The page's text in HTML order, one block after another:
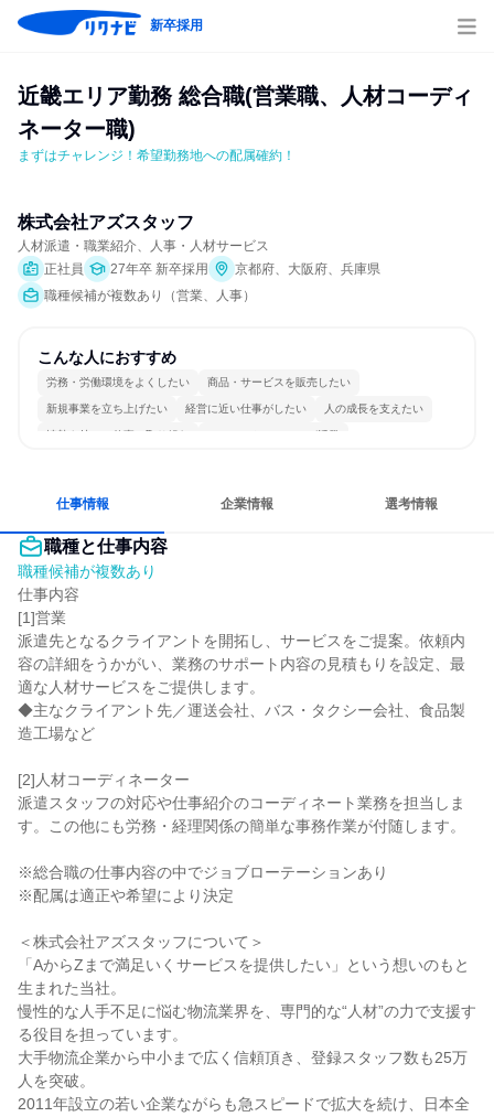
新卒採用
近畿エリア勤務 総合職(営業職、人材コーディ
ネーター職)
まずはチャレンジ！希望勤務地への配属確約！
株式会社アズスタッフ
人材派遣・職業紹介、人事・人材サービス
正社員
27年卒 新卒採用
京都府、大阪府、兵庫県
職種候補が複数あり（営業、人事）
こんな人におすすめ
労務・労働環境をよくしたい 商品・サービスを販売したい
新規事業を立ち上げたい 経営に近い仕事がしたい 人の成長を支えたい
情熱を持って仕事に取り組む コミュニケーションが活発
仕事情報 企業情報 選考情報
職種と仕事内容
職種候補が複数あり
仕事内容
[1]営業
派遣先となるクライアントを開拓し、サービスをご提案。依頼内
容の詳細をうかがい、業務のサポート内容の見積もりを設定、最
適な人材サービスをご提供します。
◆主なクライアント先／運送会社、バス・タクシー会社、食品製
造工場など
[2]人材コーディネーター
派遣スタッフの対応や仕事紹介のコーディネート業務を担当しま
す。この他にも労務・経理関係の簡単な事務作業が付随します。
※総合職の仕事内容の中でジョブローテーションあり
※配属は適正や希望により決定
＜株式会社アズスタッフについて＞
「AからZまで満足いくサービスを提供したい」という想いのもと
生まれた当社。
慢性的な人手不足に悩む物流業界を、専門的な“人材”の力で支援す
る役目を担っています。
大手物流企業から中小まで広く信頼頂き、登録スタッフ数も25万
人を突破。
2011年設立の若い企業ながらも急スピードで拡大を続け、日本全